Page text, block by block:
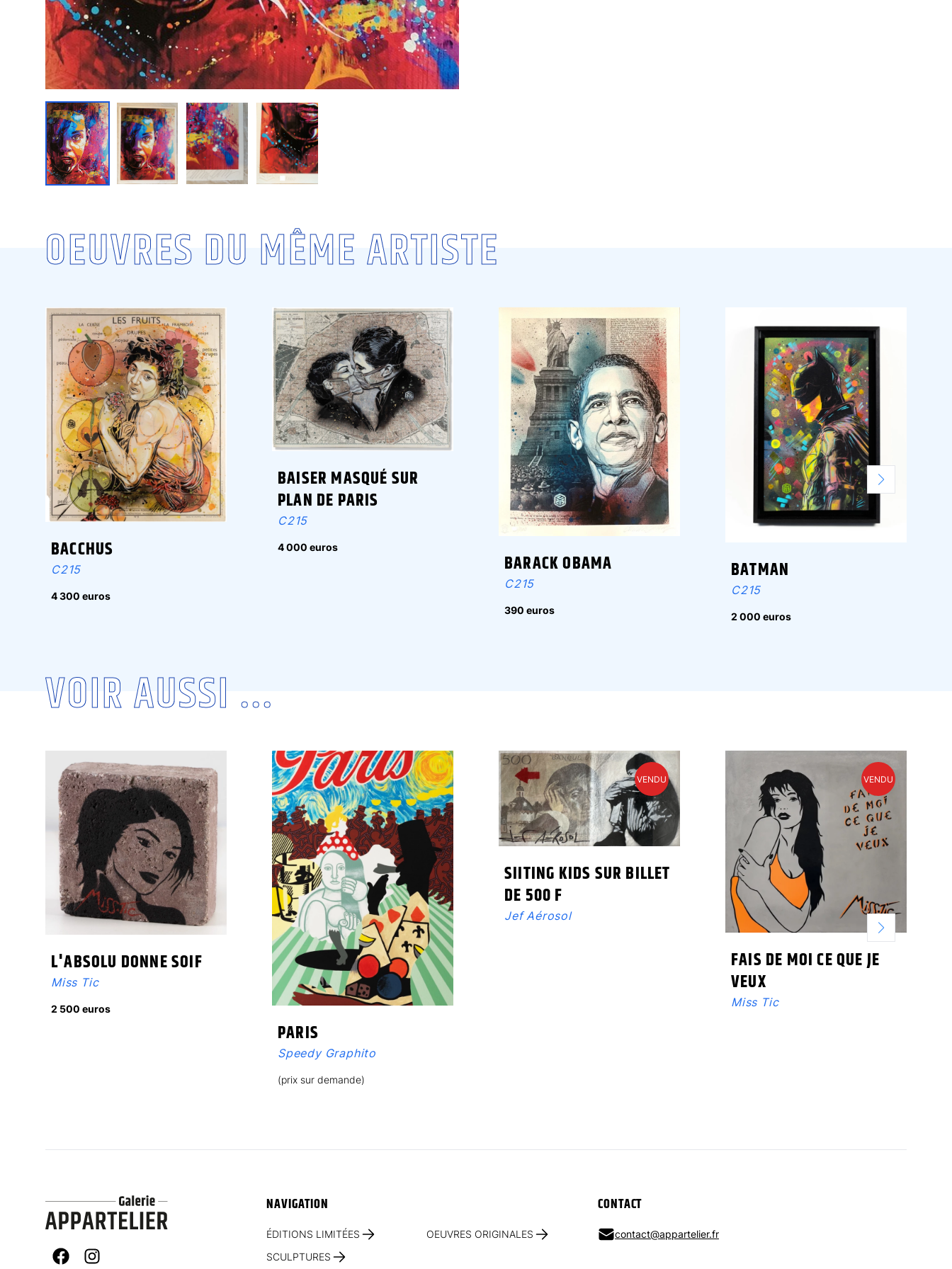
OEUVRES DU MÊME ARTISTE
BACCHUS
C215
4 300 euros
BAISER MASQUÉ SUR
PLAN DE PARIS
C215
4 000 euros
BARACK OBAMA
C215
390 euros
BATMAN
C215
2 000 euros
VOIR AUSSI ...
L'ABSOLU DONNE SOIF
Miss Tic
2 500 euros
PARIS
Speedy Graphito
(prix sur demande)
SIITING KIDS SUR BILLET
DE 500 F
Jef Aérosol
VENDU
FAIS DE MOI CE QUE JE
VEUX
Miss Tic
VENDU
FacebookInstagram
NAVIGATION
ÉDITIONS LIMITÉES
OEUVRES ORIGINALES
SCULPTURES
CONTACT
contact@appartelier.fr